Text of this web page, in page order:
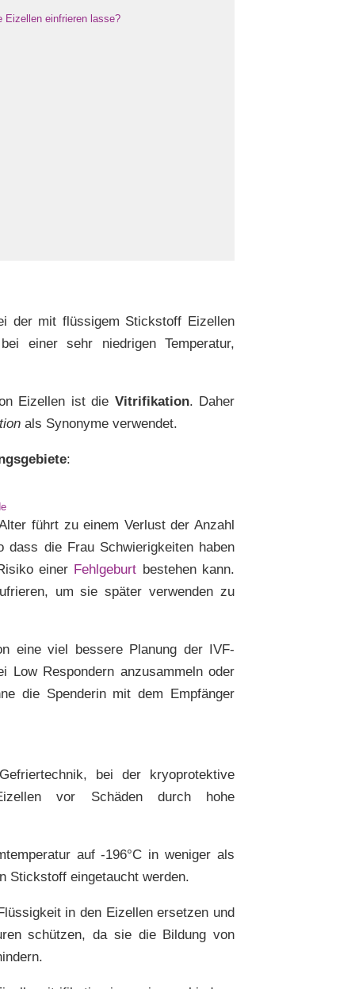
Eizellen einfrieren lasse?
der mit flüssigem Stickstoff Eizellen
einer sehr niedrigen Temperatur,
Eizellen ist die Vitrifikation. Daher
als Synonyme verwendet.
:
führt zu einem Verlust der Anzahl
dass die Frau Schwierigkeiten haben
einer Fehlgeburt bestehen kann.
um sie später verwenden zu
eine viel bessere Planung der IVF-
Respondern anzusammeln oder
die Spenderin mit dem Empfänger
bei der kryoprotektive
vor Schäden durch hohe
auf -196°C in weniger als
Stickstoff eingetaucht werden.
in den Eizellen ersetzen und
schützen, da sie die Bildung von